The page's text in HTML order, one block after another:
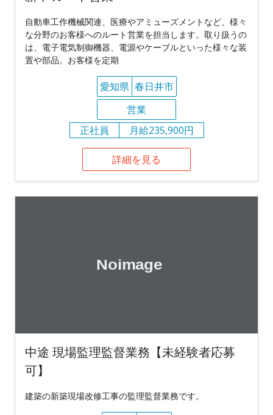
自動車工作機械関連、医療やアミューズメントなど、様々
な分野のお客様へのルート営業を担当します。取り扱うの
は、電子電気制御機器、電源やケーブルといった様々な装
置や部品。お客様を定期
愛知県 春日井市
営業
正社員
月給235,900円
詳細を見る
中途 現場監理監督業務【未経験者応募
可】
建築の新築現場改修工事の監理監督業務です。